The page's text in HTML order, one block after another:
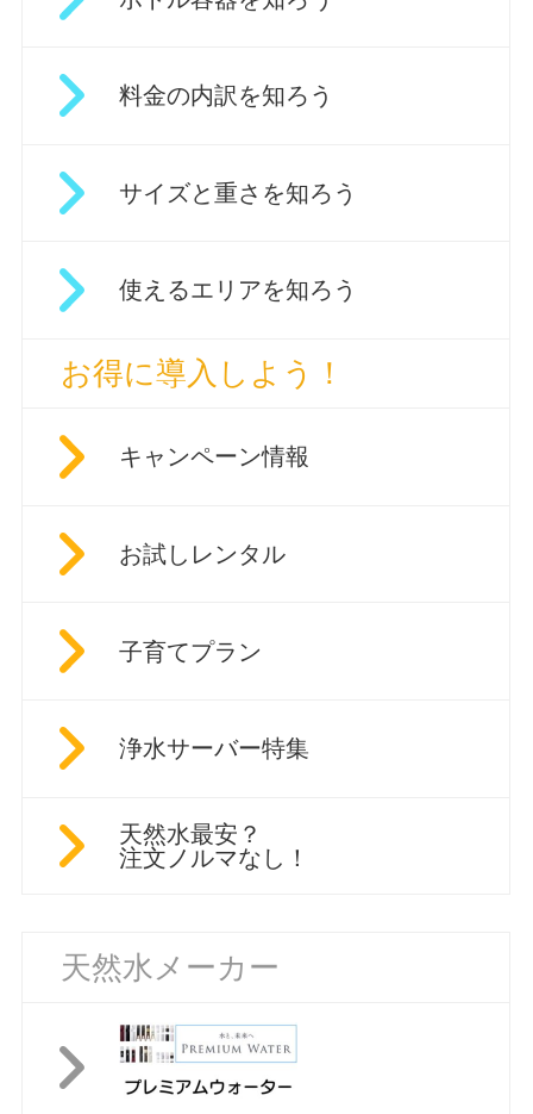
料金の内訳を知ろう
サイズと重さを知ろう
使えるエリアを知ろう
お得に導入しよう！
キャンペーン情報
お試しレンタル
子育てプラン
浄水サーバー特集
天然水最安？
注文ノルマなし！
天然水メーカー